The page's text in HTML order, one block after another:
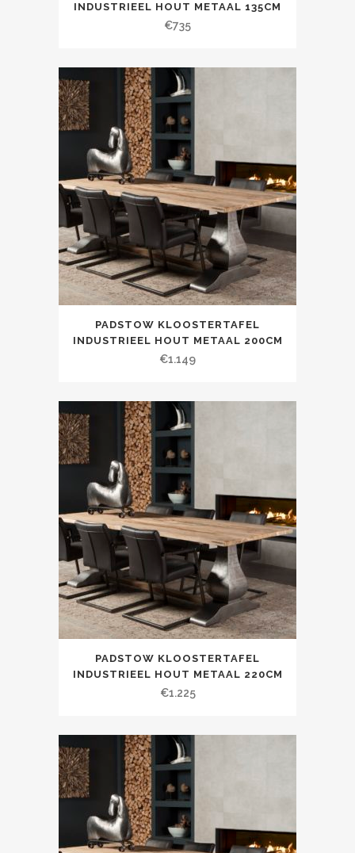
INDUSTRIEEL HOUT METAAL 135CM
€735
PADSTOW KLOOSTERTAFEL
INDUSTRIEEL HOUT METAAL 200CM
€1.149
PADSTOW KLOOSTERTAFEL
INDUSTRIEEL HOUT METAAL 220CM
€1.225